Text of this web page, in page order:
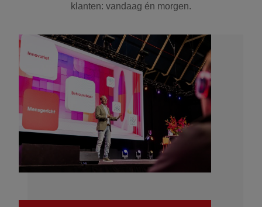
klanten: vandaag én morgen.